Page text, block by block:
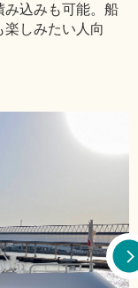
み込みも可能。船
しみたい人向